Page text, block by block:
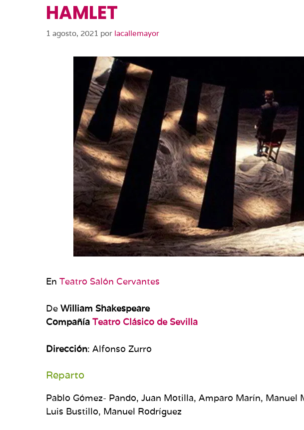
HAMLET
1 agosto, 2021 por lacallemayor
En Teatro Salón Cervantes
De William Shakespeare
Compañía Teatro Clásico de Sevilla
Dirección: Alfonso Zurro
Reparto
Pablo Gómez- Pando, Juan Motilla, Amparo Marín, Manuel
Luis Bustillo, Manuel Rodríguez